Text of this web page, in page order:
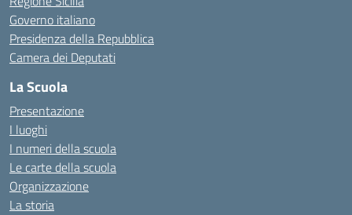
Governo italiano
Presidenza della Repubblica
Camera dei Deputati
La Scuola
Presentazione
I luoghi
I numeri della scuola
Le carte della scuola
Organizzazione
La storia